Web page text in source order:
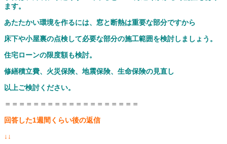
ます。
あたたかい環境を作るには、窓と断熱は重要な部分ですから
床下や小屋裏の点検して必要な部分の施工範囲を検討しましょう。
住宅ローンの限度額も検討。
修繕積立費、火災保険、地震保険、生命保険の見直し
以上ご検討ください。
＝＝＝＝＝＝＝＝＝＝＝＝＝＝＝＝＝＝＝
回答した1週間くらい後の返信
↓↓